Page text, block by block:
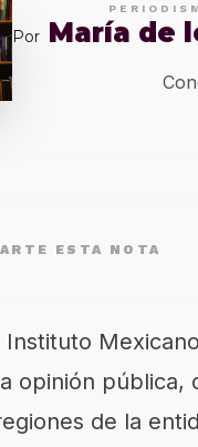
Por María de
ESTA NOTA
Instituto
opinión pública,
de la